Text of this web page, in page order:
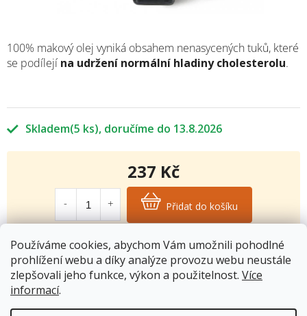
Používáme cookies, abychom Vám umožnili pohodlné
prohlížení webu a díky analýze provozu webu neustále
zlepšovali jeho funkce, výkon a použitelnost. Více
informací.
Skladem(5 ks) 13.8.2026
100% makový olej vyniká obsahem nenasycených tuků, které
se podílejí na udržení normální hladiny cholesterolu.
Kód produktu:
95
Kategorie:
Oleje
Hmotnost:
237 Kč
Měrná
cena:
Přidat do košíku